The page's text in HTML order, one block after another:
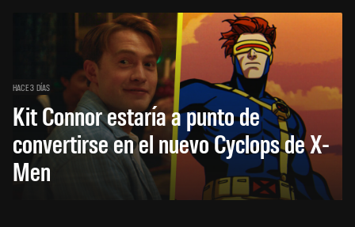
HACE 3 DÍAS
Kit Connor estaría a punto de
convertirse en el nuevo Cyclops de X-
Men